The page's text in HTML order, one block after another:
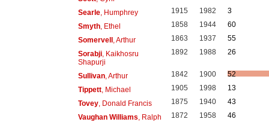
Searle, Humphrey 1915 1982
3
Smyth, Ethel 1858 1944
60
Somervell, Arthur 1863 1937
55
Sorabji, Kaikhosru
Shapurji
1892 1988 26
Sullivan, Arthur 1842 1900
52
Tippett, Michael 1905 1998
13
Tovey, Donald Francis 1875 1940
43
Vaughan Williams , Ralph 1872 1958
46